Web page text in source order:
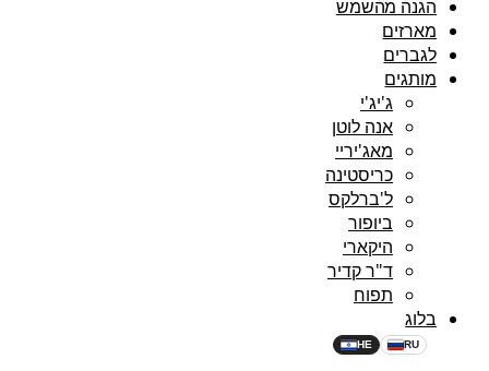
הגנה מהשמש
מארזים
לגברים
מותגים
ג'יג'י
אנה לוטן
מאג'יריי
כריסטינה
ל'ברלקס
ביופור
היקארי
ד"ר קדיר
תפוח
בלוג
HE RU